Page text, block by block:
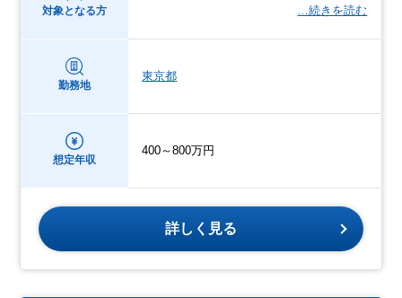
対象となる方 …続きを読む
勤務地
東京都
想定年収
400～800万円
詳しく見る